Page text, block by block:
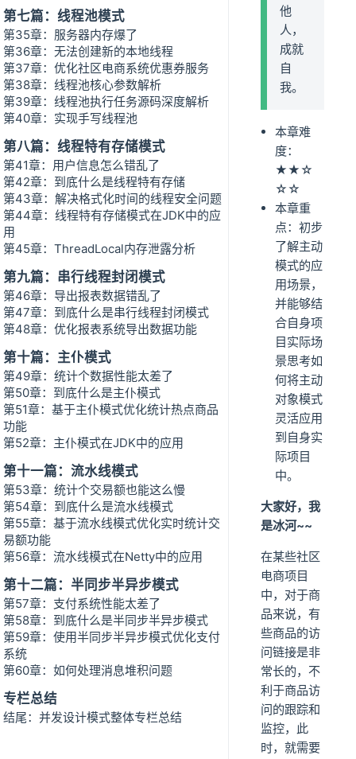
第七篇：线程池模式
第35章：服务器内存爆了
第36章：无法创建新的本地线程
第37章：优化社区电商系统优惠券服务
第38章：线程池核心参数解析
第39章：线程池执行任务源码深度解析
第40章：实现手写线程池
第八篇：线程特有存储模式
第41章：用户信息怎么错乱了
第42章：到底什么是线程特有存储
第43章：解决格式化时间的线程安全问题
第44章：线程特有存储模式在JDK中的应
用
第45章：ThreadLocal内存泄露分析
第九篇：串行线程封闭模式
第46章：导出报表数据错乱了
第47章：到底什么是串行线程封闭模式
第48章：优化报表系统导出数据功能
第十篇：主仆模式
第49章：统计个数据性能太差了
第50章：到底什么是主仆模式
第51章：基于主仆模式优化统计热点商品
功能
第52章：主仆模式在JDK中的应用
第十一篇：流水线模式
第53章：统计个交易额也能这么慢
第54章：到底什么是流水线模式
第55章：基于流水线模式优化实时统计交
易额功能
第56章：流水线模式在Netty中的应用
第十二篇：半同步半异步模式
第57章：支付系统性能太差了
第58章：到底什么是半同步半异步模式
第59章：使用半同步半异步模式优化支付
系统
第60章：如何处理消息堆积问题
专栏总结
结尾：并发设计模式整体专栏总结
他
人，
成就
自
我。
本章难
度：
★★☆
☆☆
本章重
点：初步
了解主动
模式的应
用场景，
并能够结
合自身项
目实际场
景思考如
何将主动
对象模式
灵活应用
到自身实
际项目
中。
大家好，我
是冰河~~
在某些社区
电商项目
中，对于商
品来说，有
些商品的访
问链接是非
常长的，不
利于商品访
问的跟踪和
监控，此
时，就需要